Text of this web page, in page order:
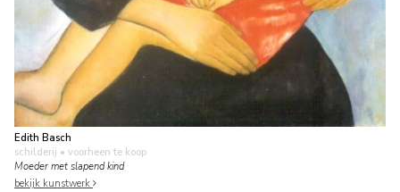
Edith Basch
schilderij • voorheen te koop
Moeder met slapend kind
bekijk kunstwerk